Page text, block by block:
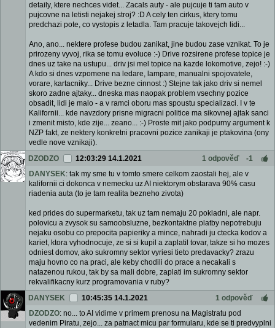
detaily, ktere nechces videt... Zacals auty - ale pujcuje ti tam auto v
pujcovne na letisti nejakej stroj? :D A cely ten cirkus, ktery tomu
predchazi pote, co vystopis z letadla. Tam pracuje takovejch lidi...
Ano, ano... nektere profese budou zanikat, jine budou zase vznikat. To je
prirozeny vyvoj, rika se tomu evoluce :-) Drive rozsirene profese topice je
dnes uz take na ustupu... driv jsi mel topice na kazde lokomotive, zejo! :-)
A kdo si dnes vzpomene na ledare, lampare, manualni spojovatele,
vorare, kartacniky... Drive bezne cinnost :) Stejne tak jako driv si nemel
skoro zadne ajtaky... dneska mas naopak problem vsechny pozice
obsadit, lidi je malo - a v ramci oboru mas spoustu specializaci. I v te
Kalifornii... kde navzdory prisne migracni politice ma sikovnej ajtak sanci
i zmenit misto, kde zije... zeano... :-) Proste mit jako podpurny argument k
NZP fakt, ze nektery konkretni pracovni pozice zanikaji je ptakovina (ony
vedle nove vznikaji).
DZODZO
12:03:29 14.1.2021 1 odpověď
-1
DANYSEK: tak my sme tu v tomto smere celkom zaostali hej, ale v
kalifornii ci dokonca v nemecku uz AI niektorym obstarava 90% casu
riadenia auta (to je tam realita bezneho zivota)
ked prides do supermarketu, tak uz tam nemaju 20 pokladni, ale napr.
polovicu a zvysok su samoobsluzne, bezkontaktne platby nepotrebuju
nejaku osobu co prepocita papieriky a mince, nahradi ju ctecka kodov a
kariet, ktora vyhodnocuje, ze si si kupil a zaplatil tovar, takze si ho mozes
odniest domov, ako sukromny sektor vyriesi tieto predavacky? zrazu
maju hovno co na praci, ale keby chodili do prace a necakali s
natazenou rukou, tak by sa mali dobre, zaplati im sukromny sektor
rekvalifikacny kurz programovania v ruby?
DANYSEK
10:45:35 14.1.2021
1 odpověď
DZODZO: no... to AI vidime v primem prenosu na Magistratu pod
vedenim Piratu, zejo... za patnact micu par formularu, kde se ti predvyplni